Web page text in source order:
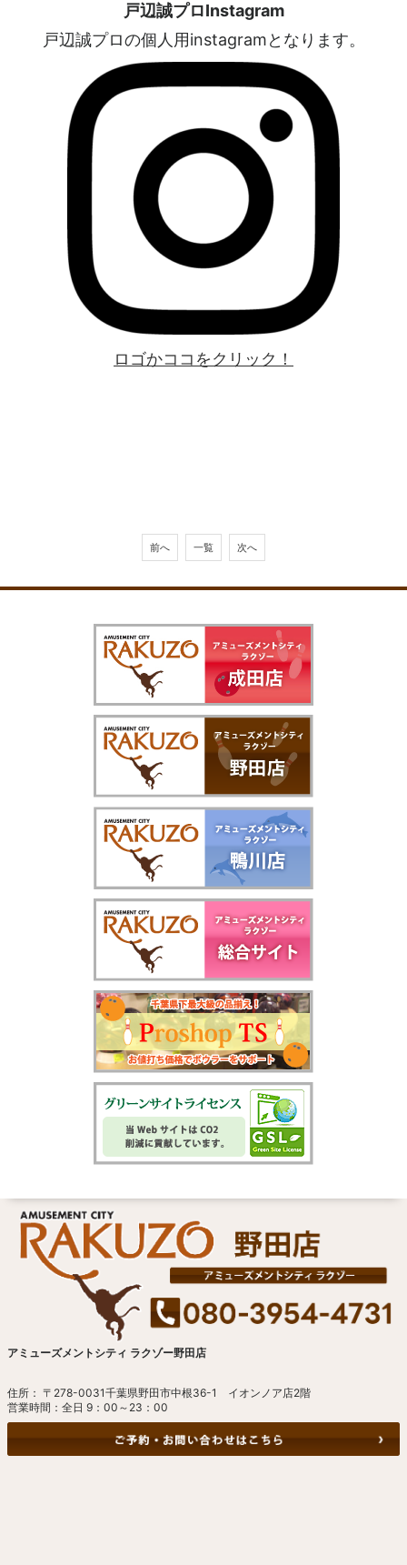
戸辺誠プロInstagram
戸辺誠プロの個人用instagramとなります。
ロゴかココをクリック！
前へ 一覧 次へ
アミューズメントシティ ラクゾー野田店
住所： 〒278-0031千葉県野田市中根36-1 イオンノア店2階
営業時間：全日 9：00～23：00